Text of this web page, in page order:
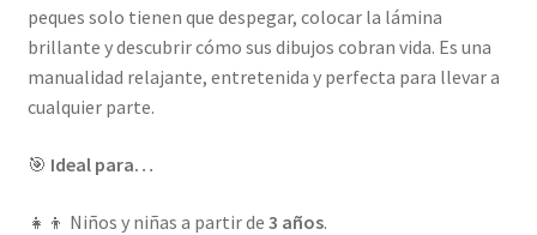
peques solo tienen que despegar, colocar la lámina
brillante y descubrir cómo sus dibujos cobran vida. Es una
manualidad relajante, entretenida y perfecta para llevar a
cualquier parte.
🎯 Ideal para…
👧👦 Niños y niñas a partir de 3 años.